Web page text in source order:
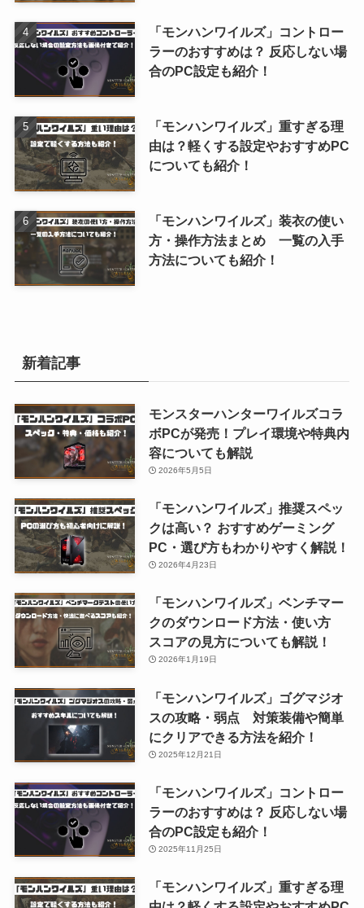
「モンハンワイルズ」コントロー
ラーのおすすめは？ 反応しない場
合のPC設定も紹介！
「モンハンワイルズ」重すぎる理
由は？軽くする設定やおすすめPC
についても紹介！
「モンハンワイルズ」装衣の使い
方・操作方法まとめ 一覧の入手
方法についても紹介！
新着記事
モンスターハンターワイルズコラ
ボPCが発売！プレイ環境や特典内
容についても解説
2026年5月5日
「モンハンワイルズ」推奨スペッ
クは高い？ おすすめゲーミング
PC・選び方もわかりやすく解説！
2026年4月23日
「モンハンワイルズ」ベンチマー
クのダウンロード方法・使い方
スコアの見方についても解説！
2026年1月19日
「モンハンワイルズ」ゴグマジオ
スの攻略・弱点 対策装備や簡単
にクリアできる方法を紹介！
2025年12月21日
「モンハンワイルズ」コントロー
ラーのおすすめは？ 反応しない場
合のPC設定も紹介！
2025年11月25日
「モンハンワイルズ」重すぎる理